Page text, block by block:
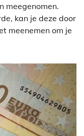
meegenomen.
kan je deze door
meenemen om je